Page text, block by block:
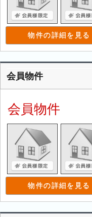
物件の詳細を見る
会員物件
会員物件
物件の詳細を見る